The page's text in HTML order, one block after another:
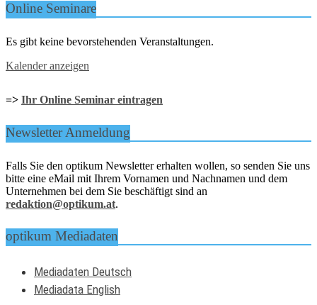
Online Seminare
Es gibt keine bevorstehenden Veranstaltungen.
Kalender anzeigen
=> Ihr Online Seminar eintragen
Newsletter Anmeldung
Falls Sie den optikum Newsletter erhalten wollen, so senden Sie uns
bitte eine eMail mit Ihrem Vornamen und Nachnamen und dem
Unternehmen bei dem Sie beschäftigt sind an
redaktion@optikum.at.
optikum Mediadaten
Mediadaten Deutsch
Mediadata English